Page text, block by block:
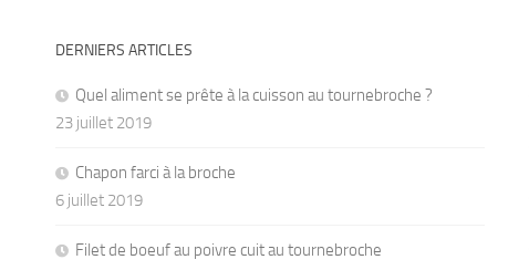
DERNIERS ARTICLES
Quel aliment se prête à la cuisson au tournebroche ?
23 juillet 2019
Chapon farci à la broche
6 juillet 2019
Filet de boeuf au poivre cuit au tournebroche